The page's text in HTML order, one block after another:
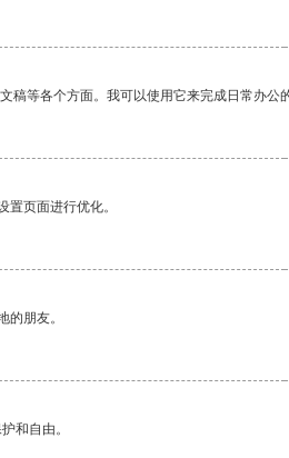
等各个方面。我可以使用它来完成日常办公
页面进行优化。
朋友。
和自由。